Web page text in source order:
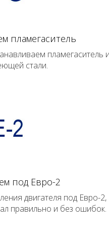
пламегаситель
пламегаситель
стали.
под Евро-2
двигателя под Евро-2,
правильно и без ошибок.